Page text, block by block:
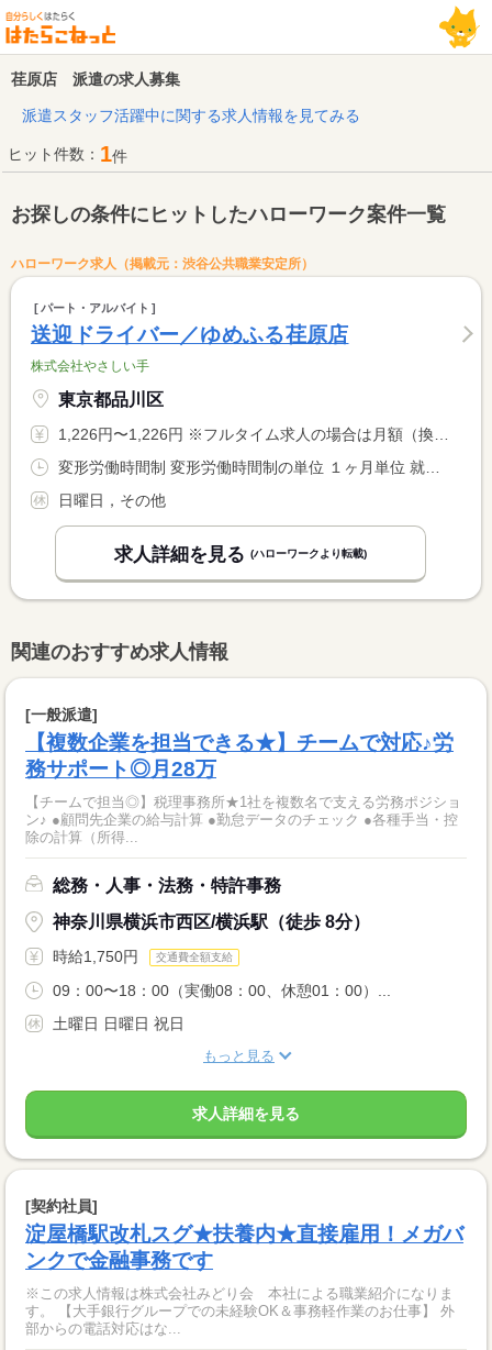
荏原店 派遣の求人募集
派遣スタッフ活躍中に関する求人情報を見てみる
ヒット件数： 1件
お探しの条件にヒットしたハローワーク案件一覧
ハローワーク求人（掲載元：渋谷公共職業安定所）
パート・アルバイト
送迎ドライバー／ゆめふる荏原店
株式会社やさしい手
東京都品川区
1,226円〜1,226円 ※フルタイム求人の場合は月額（換算額）、パート求人の場合は時間額を表示しています。
日曜日，その他
求人詳細を見る (ハローワークより転載)
関連のおすすめ求人情報
[一般派遣]
【複数企業を担当できる★】チームで対応♪労
務サポート◎月28万
【チームで担当◎】税理事務所★1社を複数名で支える労務ポジショ
ン♪ ●顧問先企業の給与計算 ●勤怠データのチェック ●各種手当・控
除の計算（所得...
総務・人事・法務・特許事務
神奈川県横浜市西区/横浜駅（徒歩 8分）
時給1,750円 交通費全額支給
09：00〜18：00（実働08：00、休憩01：00）...
土曜日 日曜日 祝日
もっと見る
求人詳細を見る
[契約社員]
淀屋橋駅改札スグ★扶養内★直接雇用！メガバ
ンクで金融事務です
※この求人情報は株式会社みどり会 本社による職業紹介になりま
す。 【大手銀行グループでの未経験OK＆事務軽作業のお仕事】 外
部からの電話対応はな...